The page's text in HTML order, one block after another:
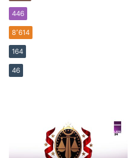
446
8٬614
164
46